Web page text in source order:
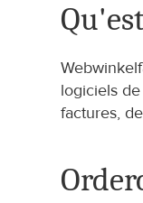
logiciels
factures,